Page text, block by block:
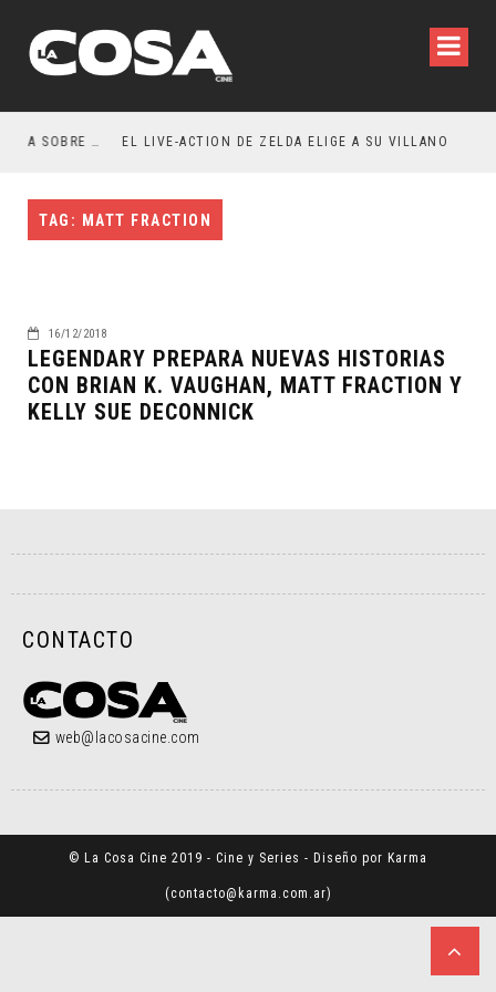
RESEÑA LA INVITACIÓN: OLIVIA WILDE REFLEXIONA SOBRE LA VIDA CONYUGAL EL LIVE-ACTION DE ZELDA ELIGE A SU VILLANO
TAG: MATT FRACTION
16/12/2018
LEGENDARY PREPARA NUEVAS HISTORIAS
CON BRIAN K. VAUGHAN, MATT FRACTION Y
KELLY SUE DECONNICK
CONTACTO
web@lacosacine.com
© La Cosa Cine 2019 - Cine y Series - Diseño por Karma
(contacto@karma.com.ar)